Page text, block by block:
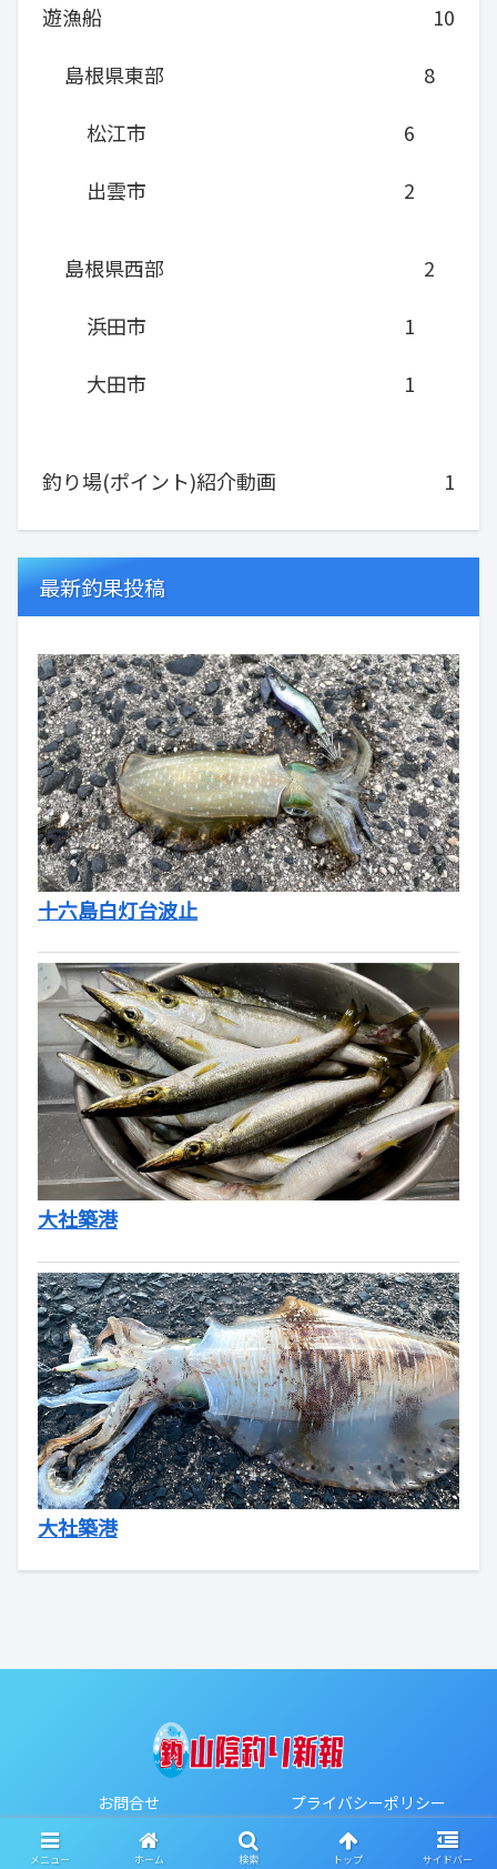
遊漁船
10
島根県東部
8
松江市
6
出雲市
2
島根県西部
2
浜田市
1
大田市
1
釣り場(ポイント)紹介動画 1
最新釣果投稿
十六島白灯台波止
大社築港
大社築港
お問合せ
プライバシーポリシー
Copyright © 2020-2026 山陰釣り新報 All Rights Reserved.
メニュー ホーム 検索 トップ サイドバー